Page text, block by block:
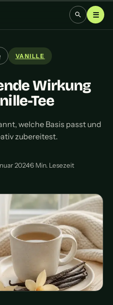
☰
VANILLE
Wirkung
Tee
welche Basis passt und
zubereitest.
2024·6 Min. Lesezeit